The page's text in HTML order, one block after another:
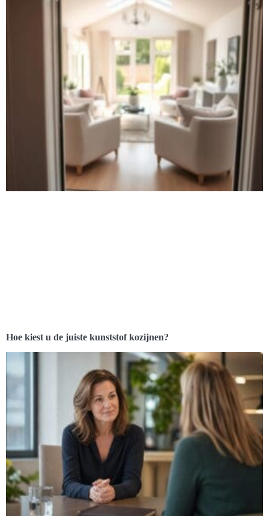
Hoe kiest u de juiste kunststof kozijnen?